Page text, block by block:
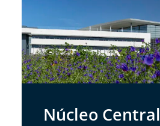
Núcleo Central